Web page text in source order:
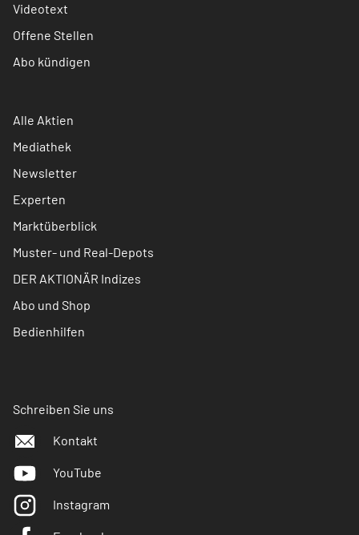
Videotext
Offene Stellen
Abo kündigen
Alle Aktien
Mediathek
Newsletter
Experten
Marktüberblick
Muster- und Real-Depots
DER AKTIONÄR Indizes
Abo und Shop
Bedienhilfen
Schreiben Sie uns
Kontakt
YouTube
Instagram